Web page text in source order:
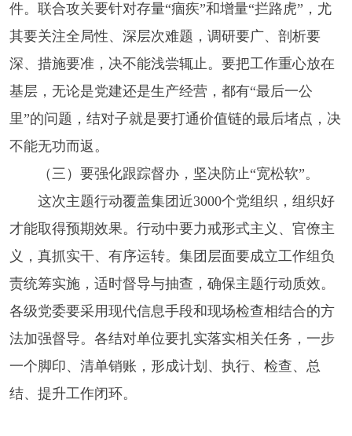
件。联合攻关要针对存量“痼疾”和增量“拦路虎”，尤
其要关注全局性、深层次难题，调研要广、剖析要
深、措施要准，决不能浅尝辄止。要把工作重心放在
基层，无论是党建还是生产经营，都有“最后一公
里”的问题，结对子就是要打通价值链的最后堵点，决
不能无功而返。
（三）要强化跟踪督办，坚决防止“宽松软”。
这次主题行动覆盖集团近3000个党组织，组织好
才能取得预期效果。行动中要力戒形式主义、官僚主
义，真抓实干、有序运转。集团层面要成立工作组负
责统筹实施，适时督导与抽查，确保主题行动质效。
各级党委要采用现代信息手段和现场检查相结合的方
法加强督导。各结对单位要扎实落实相关任务，一步
一个脚印、清单销账，形成计划、执行、检查、总
结、提升工作闭环。